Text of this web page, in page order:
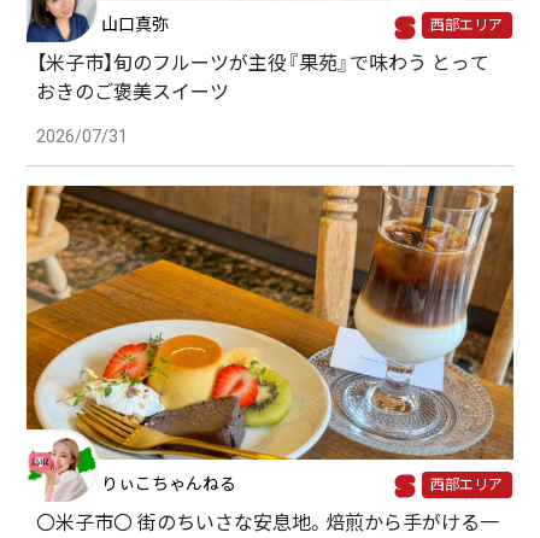
山口真弥 西部エリア
【米子市】旬のフルーツが主役『果苑』で味わう とって
おきのご褒美スイーツ
2026/07/31
りぃこちゃんねる 西部エリア
〇米子市〇 街のちいさな安息地。焙煎から手がける一